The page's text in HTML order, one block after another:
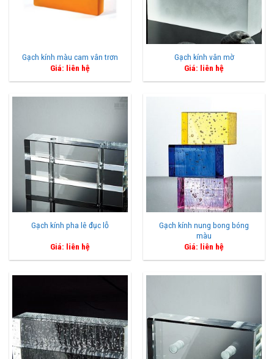
Gạch kính màu cam vân trơn
Giá: liên hệ
Gạch kính vân mờ
Giá: liên hệ
Gạch kính pha lê đục lỗ
Giá: liên hệ
Gạch kính nung bong bóng
màu
Giá: liên hệ